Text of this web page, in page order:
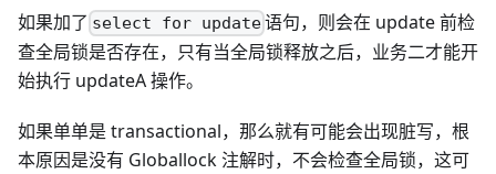
如果加了 select for update语句，则会在 update 前检
查全局锁是否存在，只有当全局锁释放之后，业务二才能开
始执行 updateA 操作。
如果单单是 transactional，那么就有可能会出现脏写，根
本原因是没有 Globallock 注解时，不会检查全局锁，这可